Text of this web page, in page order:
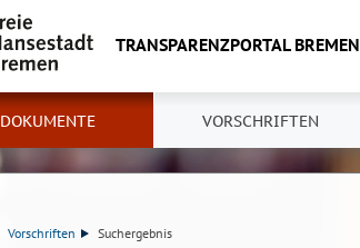
TRANSPARENZPORTAL BREMEN
DOKUMENTE VORSCHRIFTEN
Vorschriften Suchergebnis